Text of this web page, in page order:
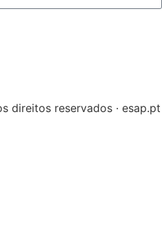
direitos reservados · esap.pt